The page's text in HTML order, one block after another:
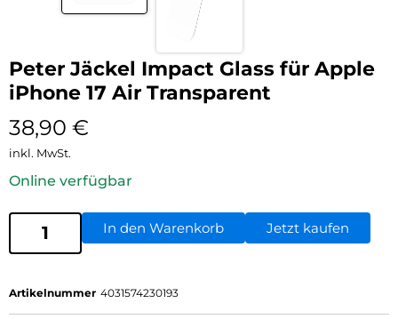
Peter Jäckel Impact Glass für Apple
iPhone 17 Air Transparent
38,90 €
inkl. MwSt.
Online verfügbar
In den Warenkorb Jetzt kaufen
Artikelnummer 4031574230193